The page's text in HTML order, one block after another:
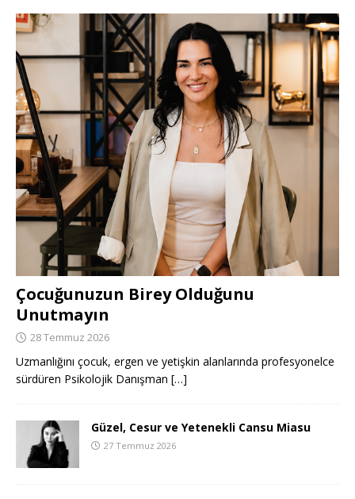
Çocuğunuzun Birey Olduğunu
Unutmayın
28 Temmuz 2026
Uzmanlığını çocuk, ergen ve yetişkin alanlarında profesyonelce
sürdüren Psikolojik Danışman […]
Güzel, Cesur ve Yetenekli Cansu Miasu
27 Temmuz 2026